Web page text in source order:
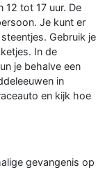
12 tot 17 uur. De
Je kunt er
Gebruik je
In de
je behalve een
in
en kijk hoe
gevangenis op